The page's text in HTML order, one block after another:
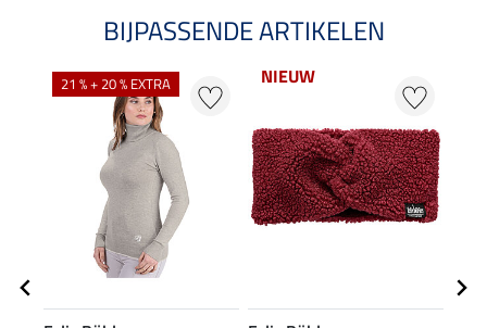
BIJPASSENDE ARTIKELEN
21 % + 20 % EXTRA NIEUW